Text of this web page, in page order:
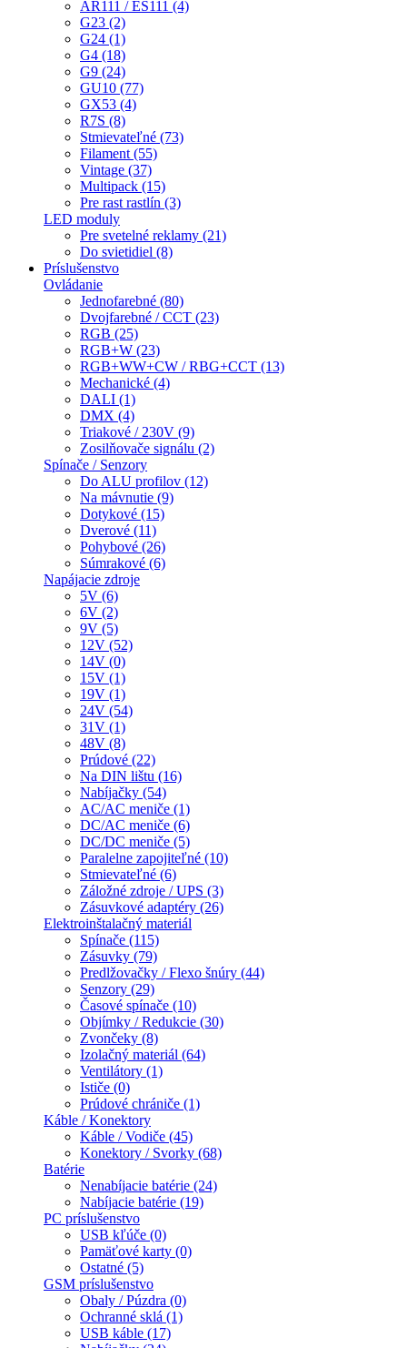
AR111 / ES111 (4)
G23 (2)
G24 (1)
G4 (18)
G9 (24)
GU10 (77)
GX53 (4)
R7S (8)
Stmievateľné (73)
Filament (55)
Vintage (37)
Multipack (15)
Pre rast rastlín (3)
LED moduly
Pre svetelné reklamy (21)
Do svietidiel (8)
Príslušenstvo
Ovládanie
Jednofarebné (80)
Dvojfarebné / CCT (23)
RGB (25)
RGB+W (23)
RGB+WW+CW / RBG+CCT (13)
Mechanické (4)
DALI (1)
DMX (4)
Triakové / 230V (9)
Zosilňovače signálu (2)
Spínače / Senzory
Do ALU profilov (12)
Na mávnutie (9)
Dotykové (15)
Dverové (11)
Pohybové (26)
Súmrakové (6)
Napájacie zdroje
5V (6)
6V (2)
9V (5)
12V (52)
14V (0)
15V (1)
19V (1)
24V (54)
31V (1)
48V (8)
Prúdové (22)
Na DIN lištu (16)
Nabíjačky (54)
AC/AC meniče (1)
DC/AC meniče (6)
DC/DC meniče (5)
Paralelne zapojiteľné (10)
Stmievateľné (6)
Záložné zdroje / UPS (3)
Zásuvkové adaptéry (26)
Elektroinštalačný materiál
Spínače (115)
Zásuvky (79)
Predlžovačky / Flexo šnúry (44)
Senzory (29)
Časové spínače (10)
Objímky / Redukcie (30)
Zvončeky (8)
Izolačný materiál (64)
Ventilátory (1)
Ističe (0)
Prúdové chrániče (1)
Káble / Konektory
Káble / Vodiče (45)
Konektory / Svorky (68)
Batérie
Nenabíjacie batérie (24)
Nabíjacie batérie (19)
PC príslušenstvo
USB kľúče (0)
Pamäťové karty (0)
Ostatné (5)
GSM príslušenstvo
Obaly / Púzdra (0)
Ochranné sklá (1)
USB káble (17)